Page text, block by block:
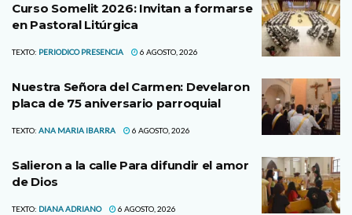
Curso Somelit 2026: Invitan a formarse
en Pastoral Litúrgica
TEXTO: PERIODICO PRESENCIA 6 AGOSTO, 2026
Nuestra Señora del Carmen: Develaron
placa de 75 aniversario parroquial
TEXTO: ANA MARIA IBARRA 6 AGOSTO, 2026
Salieron a la calle Para difundir el amor
de Dios
TEXTO: DIANA ADRIANO 6 AGOSTO, 2026